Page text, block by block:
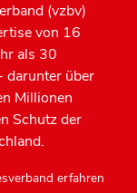
(vzbv)
von 16
als 30
darunter über
Millionen
Schutz der
erfahren